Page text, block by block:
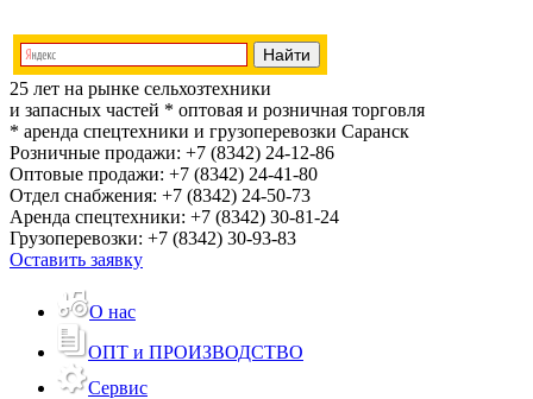
25 лет на рынке сельхозтехники
и запасных частей * оптовая и розничная торговля
* аренда спецтехники и грузоперевозки Саранск
Розничные продажи: +7 (8342) 24-12-86
Оптовые продажи: +7 (8342) 24-41-80
Отдел снабжения: +7 (8342) 24-50-73
Аренда спецтехники: +7 (8342) 30-81-24
Грузоперевозки: +7 (8342) 30-93-83
Оставить заявку
О нас
ОПТ и ПРОИЗВОДСТВО
Сервис